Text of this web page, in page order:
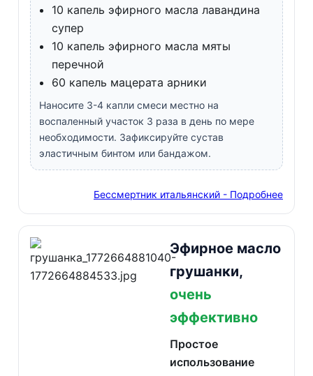
10 капель эфирного масла лавандина
супер
10 капель эфирного масла мяты
перечной
60 капель мацерата арники
Наносите 3-4 капли смеси местно на
воспаленный участок 3 раза в день по мере
необходимости. Зафиксируйте сустав
эластичным бинтом или бандажом.
Бессмертник итальянский - Подробнее
Эфирное масло
грушанки,
очень
эффективно
Простое
использование